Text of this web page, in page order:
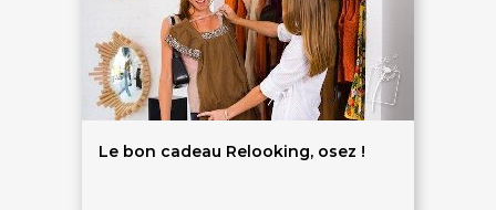
Le bon cadeau Relooking, osez !